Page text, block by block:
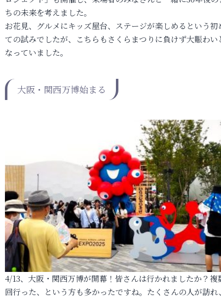
ちの未来を考えました。
お花見、グルメにキッズ屋台、ステージが楽しめるという初
ての試みでしたが、こちらもさくらまつりに負けず大賑わい
なっていました。
大阪・関西万博始まる
4/13、大阪・関西万博が開幕！皆さんは行かれましたか？複
回行った、という方も多かったですね。たくさんの人が訪れ